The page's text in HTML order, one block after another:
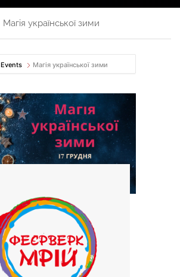
Магія української зими
Events Магія української зими